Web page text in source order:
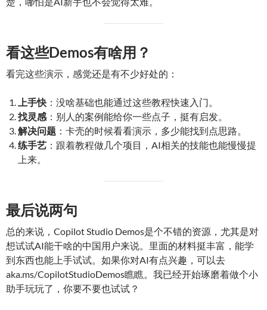
看这些Demos有啥用？
看完这些演示，感觉还是有不少好处的：
上手快 ：没啥基础也能通过这些教程快速入门。
找灵感 ：别人的案例能给你一些点子，挺有启发。
解决问题 ：卡壳的时候看看演示，多少能找到点思路。
练手艺 ：跟着教程做几个项目，AI相关的技能也能慢慢提
上来。
最后说两句
总的来说，Copilot Studio Demos是个不错的资源，尤其是对
想试试AI能干啥的中国用户来说。里面的材料挺丰富，能学
到东西也能上手试试。如果你对AI有点兴趣，可以去
aka.ms/CopilotStudioDemos瞧瞧。我已经开始琢磨着做个小
助手玩玩了，你要不要也试试？